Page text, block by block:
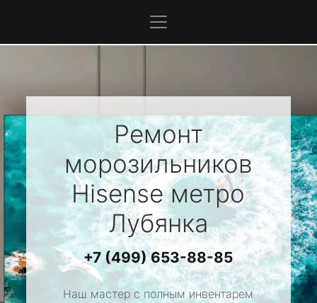
Ремонт
морозильников
Hisenseметро
Лубянка
+7 (499) 653-88-85
Наш мастер с полным инвентарем